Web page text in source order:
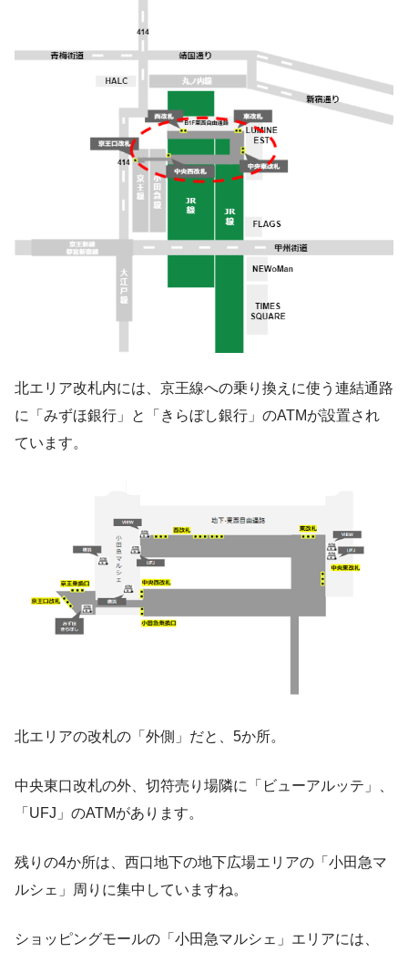
北エリア改札内には、京王線への乗り換えに使う連結通路
に「みずほ銀行」と「きらぼし銀行」のATMが設置され
ています。
北エリアの改札の「外側」だと、5か所。
中央東口改札の外、切符売り場隣に「ビューアルッテ」、
「UFJ」のATMがあります。
残りの4か所は、西口地下の地下広場エリアの「小田急マ
ルシェ」周りに集中していますね。
ショッピングモールの「小田急マルシェ」エリアには、